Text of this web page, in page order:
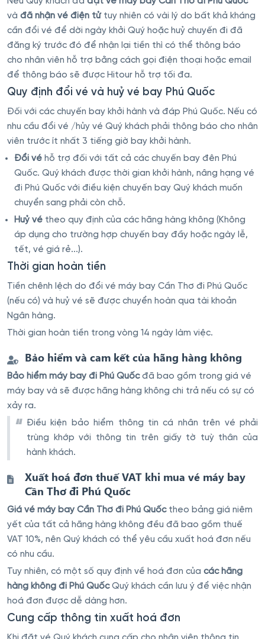
và đã nhận vé điện tửtuy nhiên có vài lý do bất khả kháng
cần đổi vé để dời ngày khởi Quý hoặc huỷ chuyến đi đã
đăng ký trước đó để nhận lại tiền thì có thể thông báo
cho nhân viên hỗ trợ bằng cách gọi điện thoại hoặc email
để thông báo sẽ được Hitour hỗ trợ tối đa.
Quy định đổi vé và huỷ vé bay Phú Quốc
Đối với các chuyến bay khởi hành và đáp Phú Quốc. Nếu có
nhu cầu đổi vé /hủy vé Quý khách phải thông báo cho nhân
viên trước ít nhất 3 tiếng giờ bay khởi hành.
Đổi vé hỗ trợ đối với tất cả các chuyến bay đên Phú
Quốc. Quý khách được thời gian khởi hành, nâng hạng vé
đi Phú Quốc với điều kiện chuyến bay Quý khách muốn
chuyển sang phải còn chỗ.
Huỷ vé theo quy định của các hãng hàng không (Không
áp dụng cho trường hợp chuyến bay đầy hoặc ngày lễ,
tết, vé giá rẻ...).
Thời gian hoàn tiền
Tiền chênh lệch do đổi vé máy bay Cần Thơ đi Phú Quốc
(nếu có) và huỷ vé sẽ được chuyển hoàn qua tài khoản
Ngân hàng.
Thời gian hoàn tiền trong vòng 14 ngày làm việc.
Bảo hiểm và cam kết của hãng hàng không
Bảo hiểm máy bay đi Phú Quốcđã bao gồm trong giá vé
máy bay và sẽ được hãng hàng không chi trả nếu có sự có
xảy ra.
Điều kiện bảo hiểm thông tin cá nhân trên vé phải
trùng khớp với thông tin trên giấy tờ tuỳ thân của
hành khách.
Xuất hoá đơn thuế VAT khi mua vé máy bay
Cần Thơ đi Phú Quốc
Giá vé máy bay Cần Thơ đi Phú Quốctheo bảng giá niêm
yết của tất cả hãng hàng không đều đã bao gồm thuế
VAT 10%, nên Quý khách có thể yêu cầu xuất hoá đơn nếu
có nhu cầu.
Tuy nhiên, có một số quy định về hoá đơn của các hãng
hàng không đi Phú QuốcQuý khách cần lưu ý để việc nhận
hoá đơn được dễ dàng hơn.
Cung cấp thông tin xuất hoá đơn